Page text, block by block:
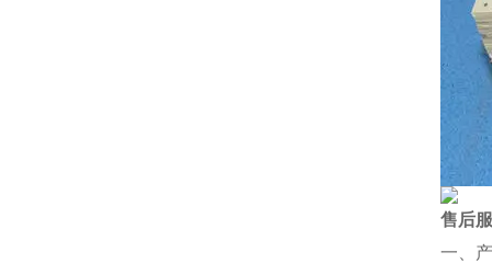
售后
一、